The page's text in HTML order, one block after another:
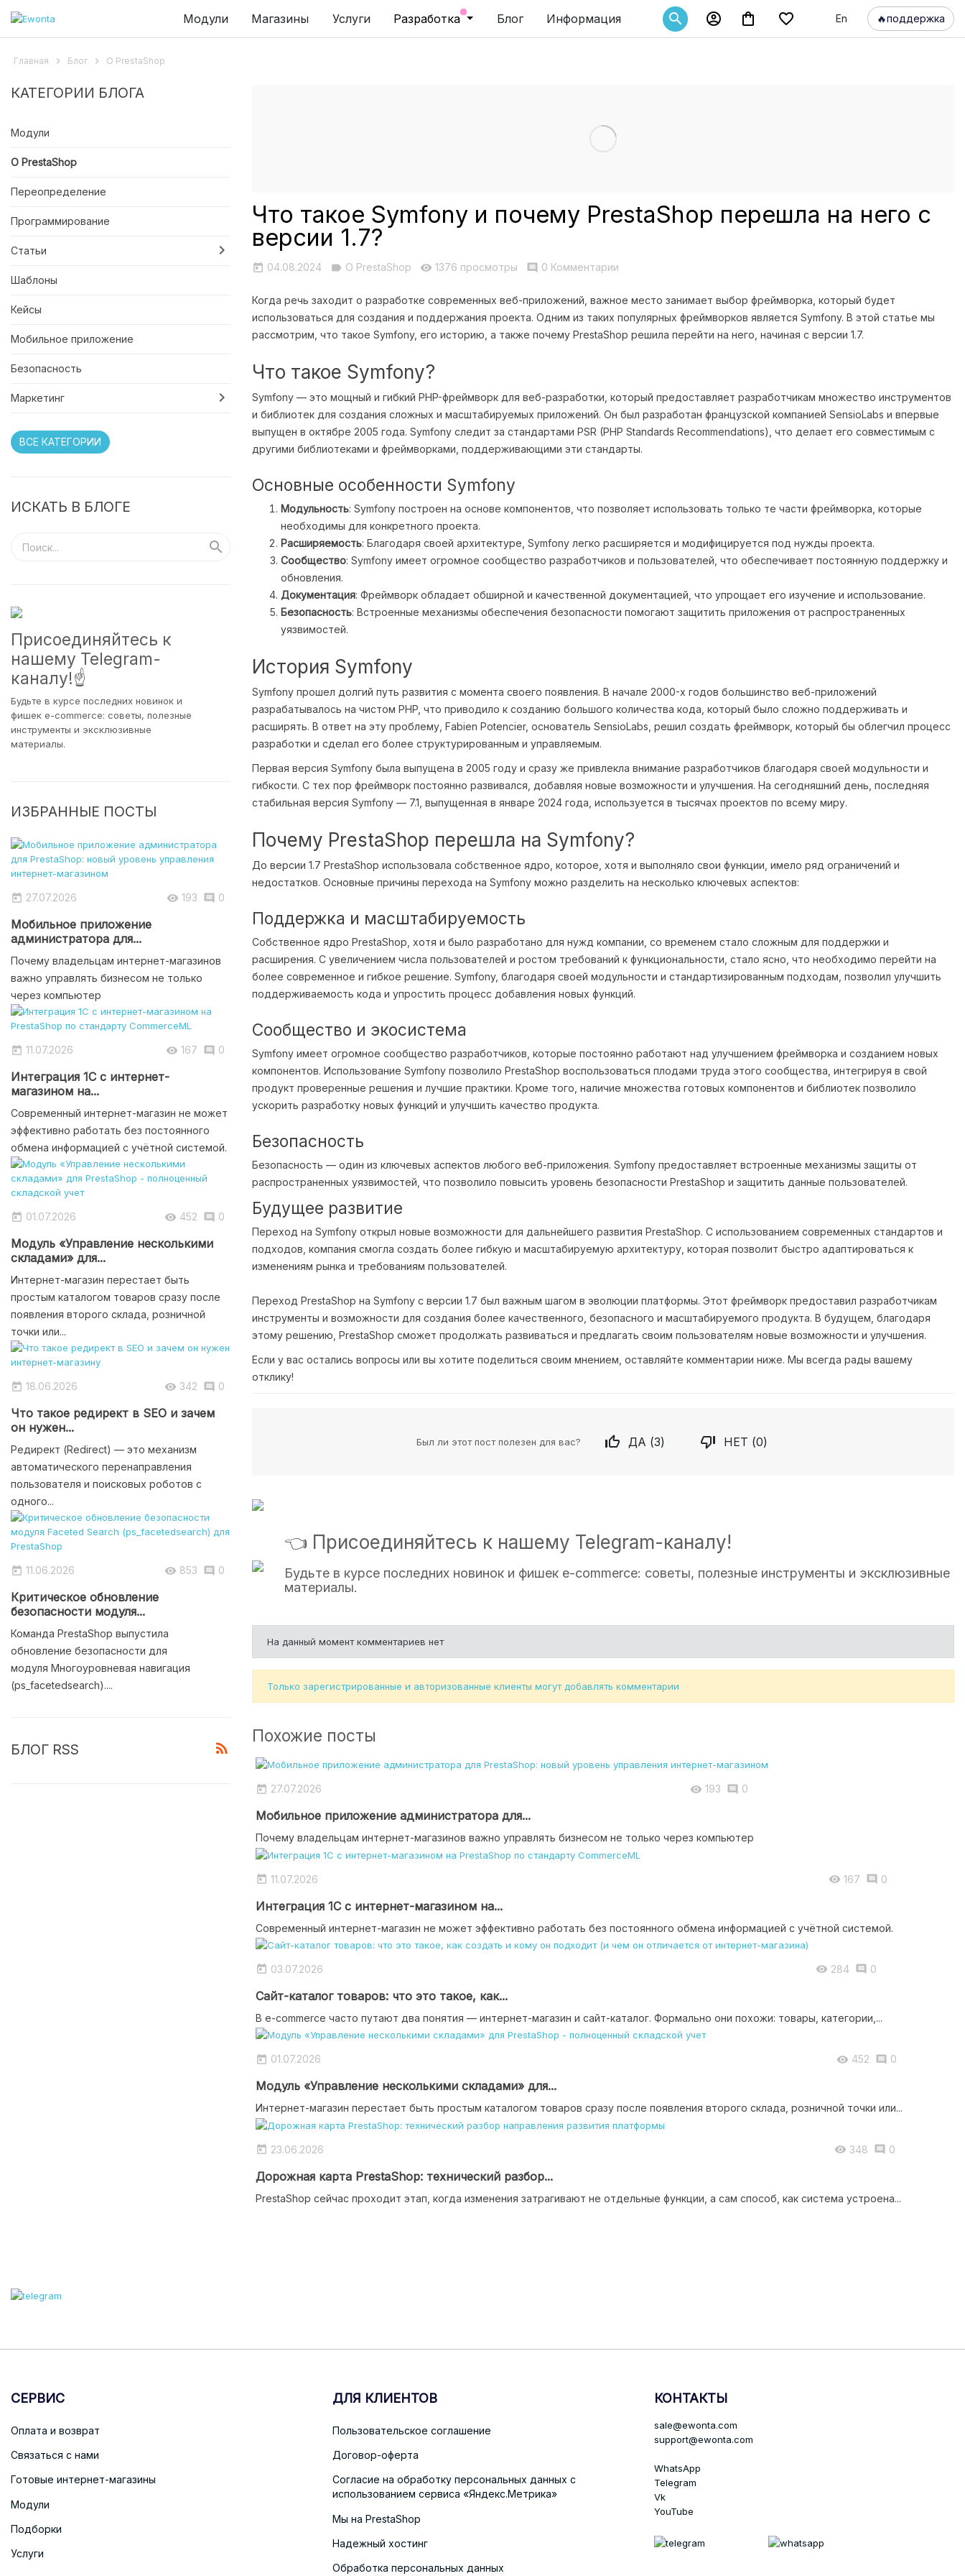
Модули Магазины Услуги Разработка Блог Информация     En 🔥поддержка
Главная  Блог  О PrestaShop
КАТЕГОРИИ БЛОГА
Модули
О PrestaShop
Переопределение
Программирование
Статьи 
Шаблоны
Кейсы
Мобильное приложение
Безопасность
Маркетинг 
ВСЕ КАТЕГОРИИ
ИСКАТЬ В БЛОГЕ

Присоединяйтесь к
нашему Telegram-
каналу!☝
Будьте в курсе последних новинок и
фишек e-commerce: советы, полезные
инструменты и эксклюзивные
материалы.
ИЗБРАННЫЕ ПОСТЫ
 27.07.2026  193  0
Мобильное приложение
администратора для...
Почему владельцам интернет-магазинов
важно управлять бизнесом не только
через компьютер
 11.07.2026  167  0
Интеграция 1С с интернет-
магазином на...
Современный интернет-магазин не может
эффективно работать без постоянного
обмена информацией с учётной системой.
 01.07.2026  452  0
Модуль «Управление несколькими
складами» для...
Интернет-магазин перестает быть
простым каталогом товаров сразу после
появления второго склада, розничной
точки или...
 18.06.2026  342  0
Что такое редирект в SEO и зачем
он нужен...
Редирект (Redirect) — это механизм
автоматического перенаправления
пользователя и поисковых роботов с
одного...
 11.06.2026  853  0
Критическое обновление
безопасности модуля...
Команда PrestaShop выпустила
обновление безопасности для
модуля Многоуровневая навигация
(ps_facetedsearch)....
БЛОГ RSS rss_feed
Что такое Symfony и почему PrestaShop перешла на него с
версии 1.7?
today 04.08.2024 label О PrestaShop visibility 1376 просмотры comment 0 Комментарии
Когда речь заходит о разработке современных веб-приложений, важное место занимает выбор фреймворка, который будет
использоваться для создания и поддержания проекта. Одним из таких популярных фреймворков является Symfony. В этой статье мы
рассмотрим, что такое Symfony, его историю, а также почему PrestaShop решила перейти на него, начиная с версии 1.7.
Что такое Symfony?
Symfony — это мощный и гибкий PHP-фреймворк для веб-разработки, который предоставляет разработчикам множество инструментов
и библиотек для создания сложных и масштабируемых приложений. Он был разработан французской компанией SensioLabs и впервые
выпущен в октябре 2005 года. Symfony следит за стандартами PSR (PHP Standards Recommendations), что делает его совместимым с
другими библиотеками и фреймворками, поддерживающими эти стандарты.
Основные особенности Symfony
Модульность: Symfony построен на основе компонентов, что позволяет использовать только те части фреймворка, которые
необходимы для конкретного проекта.
Расширяемость: Благодаря своей архитектуре, Symfony легко расширяется и модифицируется под нужды проекта.
Сообщество: Symfony имеет огромное сообщество разработчиков и пользователей, что обеспечивает постоянную поддержку и
обновления.
Документация: Фреймворк обладает обширной и качественной документацией, что упрощает его изучение и использование.
Безопасность: Встроенные механизмы обеспечения безопасности помогают защитить приложения от распространенных
уязвимостей.
История Symfony
Symfony прошел долгий путь развития с момента своего появления. В начале 2000-х годов большинство веб-приложений
разрабатывалось на чистом PHP, что приводило к созданию большого количества кода, который было сложно поддерживать и
расширять. В ответ на эту проблему, Fabien Potencier, основатель SensioLabs, решил создать фреймворк, который бы облегчил процесс
разработки и сделал его более структурированным и управляемым.
Первая версия Symfony была выпущена в 2005 году и сразу же привлекла внимание разработчиков благодаря своей модульности и
гибкости. С тех пор фреймворк постоянно развивался, добавляя новые возможности и улучшения. На сегодняшний день, последняя
стабильная версия Symfony — 7.1, выпущенная в январе 2024 года, используется в тысячах проектов по всему миру.
Почему PrestaShop перешла на Symfony?
До версии 1.7 PrestaShop использовала собственное ядро, которое, хотя и выполняло свои функции, имело ряд ограничений и
недостатков. Основные причины перехода на Symfony можно разделить на несколько ключевых аспектов:
Поддержка и масштабируемость
Собственное ядро PrestaShop, хотя и было разработано для нужд компании, со временем стало сложным для поддержки и
расширения. С увеличением числа пользователей и ростом требований к функциональности, стало ясно, что необходимо перейти на
более современное и гибкое решение. Symfony, благодаря своей модульности и стандартизированным подходам, позволил улучшить
поддерживаемость кода и упростить процесс добавления новых функций.
Сообщество и экосистема
Symfony имеет огромное сообщество разработчиков, которые постоянно работают над улучшением фреймворка и созданием новых
компонентов. Использование Symfony позволило PrestaShop воспользоваться плодами труда этого сообщества, интегрируя в свой
продукт проверенные решения и лучшие практики. Кроме того, наличие множества готовых компонентов и библиотек позволило
ускорить разработку новых функций и улучшить качество продукта.
Безопасность
Безопасность — один из ключевых аспектов любого веб-приложения. Symfony предоставляет встроенные механизмы защиты от
распространенных уязвимостей, что позволило повысить уровень безопасности PrestaShop и защитить данные пользователей.
Будущее развитие
Переход на Symfony открыл новые возможности для дальнейшего развития PrestaShop. С использованием современных стандартов и
подходов, компания смогла создать более гибкую и масштабируемую архитектуру, которая позволит быстро адаптироваться к
изменениям рынка и требованиям пользователей.
Переход PrestaShop на Symfony с версии 1.7 был важным шагом в эволюции платформы. Этот фреймворк предоставил разработчикам
инструменты и возможности для создания более качественного, безопасного и масштабируемого продукта. В будущем, благодаря
этому решению, PrestaShop сможет продолжать развиваться и предлагать своим пользователям новые возможности и улучшения.
Если у вас остались вопросы или вы хотите поделиться своим мнением, оставляйте комментарии ниже. Мы всегда рады вашему
отклику!
Был ли этот пост полезен для вас?  ДА (3)  НЕТ (0)
👈 Присоединяйтесь к нашему Telegram-каналу!
Будьте в курсе последних новинок и фишек e-commerce: советы, полезные инструменты и эксклюзивные
материалы.
На данный момент комментариев нет
Только зарегистрированные и авторизованные клиенты могут добавлять комментарии
Похожие посты
 27.07.2026  193  0
Мобильное приложение администратора для...
Почему владельцам интернет-магазинов важно управлять бизнесом не только через компьютер
 11.07.2026  167  0
Интеграция 1С с интернет-магазином на...
Современный интернет-магазин не может эффективно работать без постоянного обмена информацией с учётной системой.
 03.07.2026  284  0
Сайт-каталог товаров: что это такое, как...
В e-commerce часто путают два понятия — интернет-магазин и сайт-каталог. Формально они похожи: товары, категории,...
 01.07.2026  452  0
Модуль «Управление несколькими складами» для...
Интернет-магазин перестает быть простым каталогом товаров сразу после появления второго склада, розничной точки или...
 23.06.2026  348  0
Дорожная карта PrestaShop: технический разбор...
PrestaShop сейчас проходит этап, когда изменения затрагивают не отдельные функции, а сам способ, как система устроена...
СЕРВИС
Оплата и возврат
Связаться с нами
Готовые интернет-магазины
Модули
Подборки
Услуги
ДЛЯ КЛИЕНТОВ
Пользовательское соглашение
Договор-оферта
Согласие на обработку персональных данных с
использованием сервиса «Яндекс.Метрика»
Мы на PrestaShop
Надежный хостинг
Обработка персональных данных
КОНТАКТЫ
sale@ewonta.com
support@ewonta.com
WhatsApp
Telegram
Vk
YouTube